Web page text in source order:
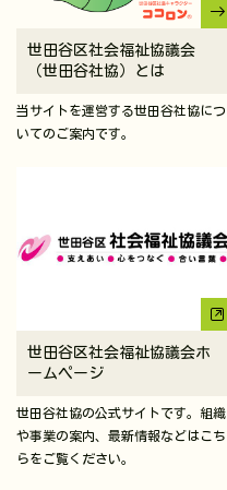
世田谷区社会福祉協議会
（世田谷社協）とは
当サイトを運営する世田谷社協につ
いてのご案内です。
世田谷区社会福祉協議会ホ
ームページ
世田谷社協の公式サイトです。組織
や事業の案内、最新情報などはこち
らをご覧ください。